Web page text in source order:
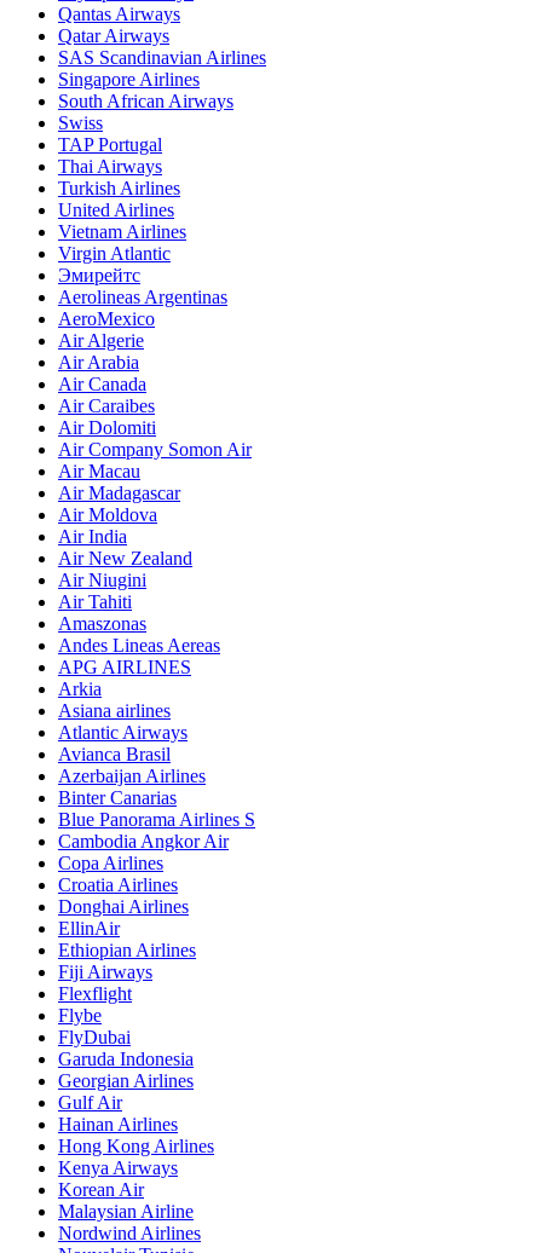
Qantas Airways
Qatar Airways
SAS Scandinavian Airlines
Singapore Airlines
South African Airways
Swiss
TAP Portugal
Thai Airways
Turkish Airlines
United Airlines
Vietnam Airlines
Virgin Atlantic
Эмирейтс
Aerolineas Argentinas
AeroMexico
Air Algerie
Air Arabia
Air Canada
Air Caraibes
Air Dolomiti
Air Company Somon Air
Air Macau
Air Madagascar
Air Moldova
Air India
Air New Zealand
Air Niugini
Air Tahiti
Amaszonas
Andes Lineas Aereas
APG AIRLINES
Arkia
Asiana airlines
Atlantic Airways
Avianca Brasil
Azerbaijan Airlines
Binter Canarias
Blue Panorama Airlines S
Cambodia Angkor Air
Copa Airlines
Croatia Airlines
Donghai Airlines
EllinAir
Ethiopian Airlines
Fiji Airways
Flexflight
Flybe
FlyDubai
Garuda Indonesia
Georgian Airlines
Gulf Air
Hainan Airlines
Hong Kong Airlines
Kenya Airways
Korean Air
Malaysian Airline
Nordwind Airlines